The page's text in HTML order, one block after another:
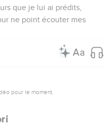
que je lui ai prédits,
ne point écouter mes
pour le moment.